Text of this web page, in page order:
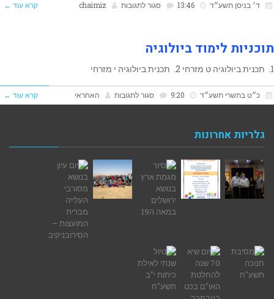
ד׳ בניסן תשע״ד סגור לתגובותעל
3
chaimiz קרא עוד ←
תוכניות לימוד ביולוגיה
1. תכנית ביולוגיה ט מזרחי 2. תכנית ביולוגיה י מזרחי
כ״ט בתשרי תשע״ד סגור לתגובותעל
ביולוגיה
האחראי קרא עוד ←
גלריות אחרונות